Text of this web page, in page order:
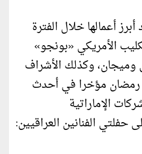
أعمالها خلال الفترة
الأمريكي «بونجو»
وميجان، وكذلك الأشراف
رمضان مؤخرا في أحدث
الإماراتية
الفنانين العراقيين: